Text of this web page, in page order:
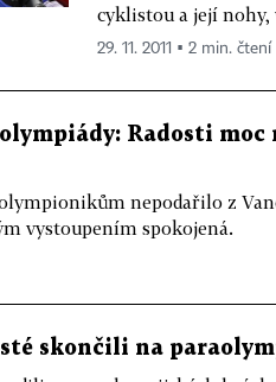
cyklistou a její nohy,
29. 11. 2011 ▪ 2 min. čtení
Radosti moc
nepodařilo z
vystoupením spokojená.
skončili na